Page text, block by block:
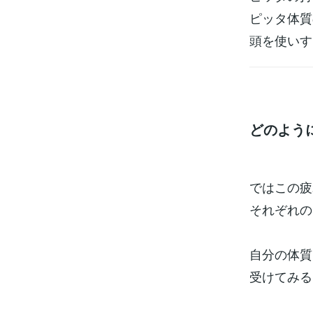
ピッタ体
頭を使い
どのよう
ではこの
それぞれ
自分の体
受けてみ